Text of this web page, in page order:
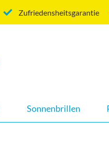
Zufriedensheitsgarantie
Sonnenbrillen